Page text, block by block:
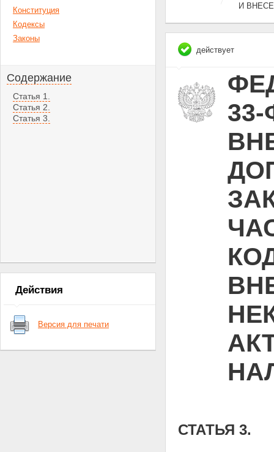
Конституция
Кодексы
Законы
Содержание
Статья 1.
Статья 2.
Статья 3.
Действия
Версия для печати
И
действует
33-
СТАТЬЯ 3.